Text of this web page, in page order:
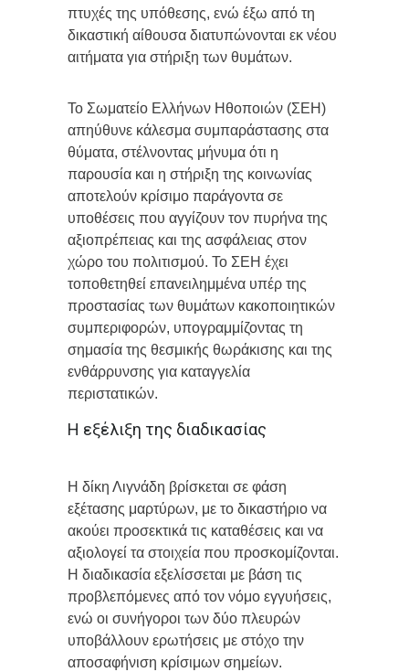
πτυχές της υπόθεσης, ενώ έξω από τη
δικαστική αίθουσα διατυπώνονται εκ νέου
αιτήματα για στήριξη των θυμάτων.
Το Σωματείο Ελλήνων Ηθοποιών (ΣΕΗ)
απηύθυνε κάλεσμα συμπαράστασης στα
θύματα, στέλνοντας μήνυμα ότι η
παρουσία και η στήριξη της κοινωνίας
αποτελούν κρίσιμο παράγοντα σε
υποθέσεις που αγγίζουν τον πυρήνα της
αξιοπρέπειας και της ασφάλειας στον
χώρο του πολιτισμού. Το ΣΕΗ έχει
τοποθετηθεί επανειλημμένα υπέρ της
προστασίας των θυμάτων κακοποιητικών
συμπεριφορών, υπογραμμίζοντας τη
σημασία της θεσμικής θωράκισης και της
ενθάρρυνσης για καταγγελία
περιστατικών.
Η εξέλιξη της διαδικασίας
Η δίκη Λιγνάδη βρίσκεται σε φάση
εξέτασης μαρτύρων, με το δικαστήριο να
ακούει προσεκτικά τις καταθέσεις και να
αξιολογεί τα στοιχεία που προσκομίζονται.
Η διαδικασία εξελίσσεται με βάση τις
προβλεπόμενες από τον νόμο εγγυήσεις,
ενώ οι συνήγοροι των δύο πλευρών
υποβάλλουν ερωτήσεις με στόχο την
αποσαφήνιση κρίσιμων σημείων.